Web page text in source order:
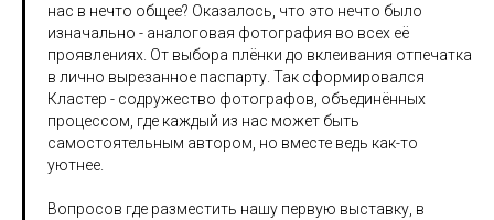
нас в нечто общее? Оказалось, что это нечто было
изначально - аналоговая фотография во всех её
проявлениях. От выбора плёнки до вклеивания отпечатка
в лично вырезанное паспарту. Так сформировался
Кластер - содружество фотографов, объединённых
процессом, где каждый из нас может быть
самостоятельным автором, но вместе ведь как-то
уютнее.
Вопросов где разместить нашу первую выставку, в